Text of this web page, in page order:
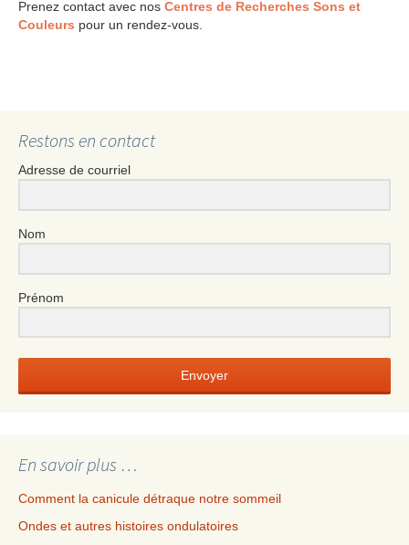
Prenez contact avec nos Centres de Recherches Sons et
Couleurs pour un rendez-vous.
Restons en contact
Adresse de courriel
Nom
Prénom
Envoyer
En savoir plus …
Comment la canicule détraque notre sommeil
Ondes et autres histoires ondulatoires